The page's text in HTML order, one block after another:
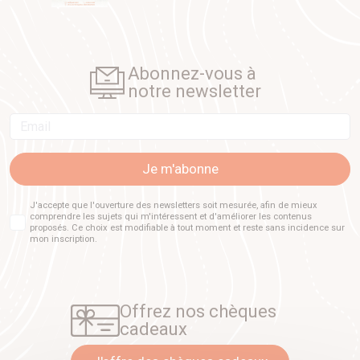
Abonnez-vous à
notre newsletter
Je m'abonne
J'accepte que l'ouverture des newsletters soit mesurée, afin de mieux
comprendre les sujets qui m'intéressent et d'améliorer les contenus
proposés. Ce choix est modifiable à tout moment et reste sans incidence sur
mon inscription.
Offrez nos chèques
cadeaux